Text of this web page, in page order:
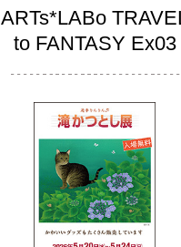
ARTs*LABo
to FANTASY Ex03